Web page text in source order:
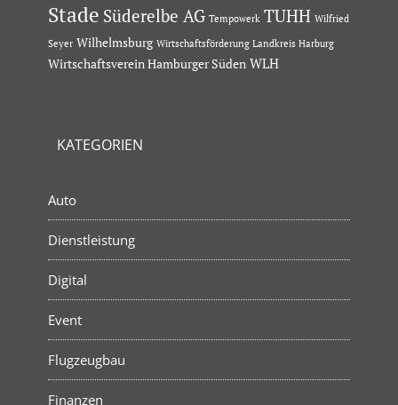
Stade Süderelbe AG Tempowerk TUHH Wilfried
Seyer Wilhelmsburg Wirtschaftsförderung Landkreis Harburg
Wirtschaftsverein Hamburger Süden WLH
KATEGORIEN
Auto
Dienstleistung
Digital
Event
Flugzeugbau
Finanzen